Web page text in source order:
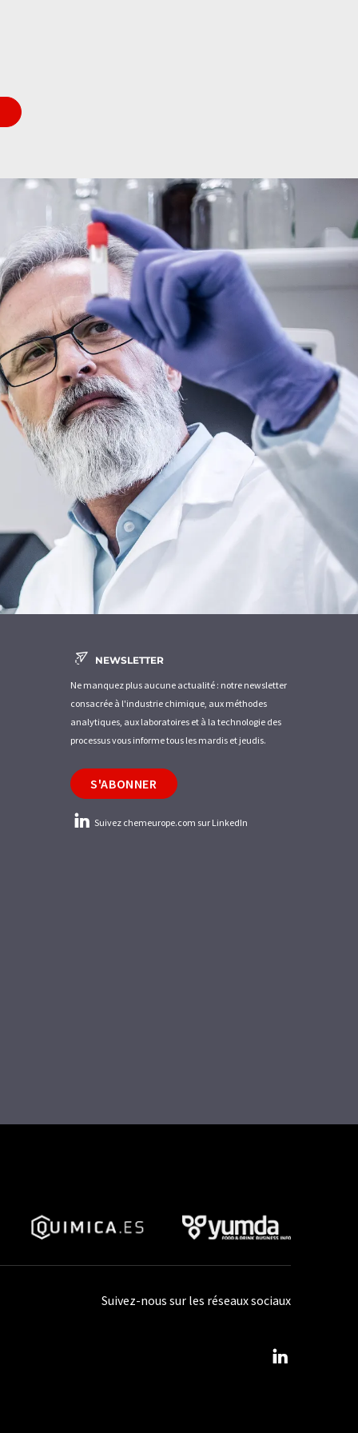
NEWSLETTER
Ne manquez plus aucune actualité : notre newsletter
consacrée à l'industrie chimique, aux méthodes
analytiques, aux laboratoires et à la technologie des
processus vous informe tous les mardis et jeudis.
S'ABONNER
Suivez chemeurope.com sur LinkedIn
Suivez-nous sur les réseaux sociaux